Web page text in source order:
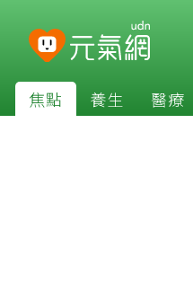
焦點 養生 醫療